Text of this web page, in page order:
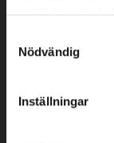
samlat in när du
Nödvändig
Inställningar